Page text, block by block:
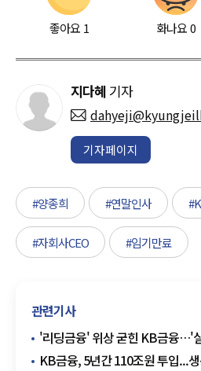
좋아요 1 화나요0
지다혜 기자
기자페이지
#양종희 #연말인사
#자회사CEO #임기만료
관련기사
'리딩금융' 위상 굳힌 KB금융…'
상승궤도
KB금융, 5년간 110조원 투입...